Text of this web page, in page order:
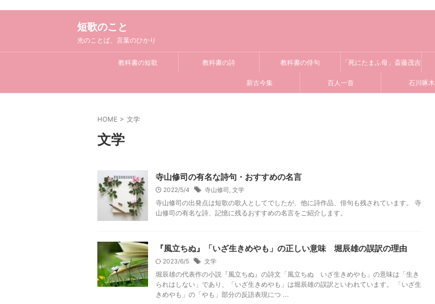
短歌のこと
光のことば、言葉のひかり
教科書の短歌 教科書の詩 教科書の俳句 「死にたまふ母」斎藤茂吉
新古今集 百人一首 石川啄木
HOME > 文学
文学
寺山修司の有名な詩句・おすすめの名言
2022/5/4 寺山修司 , 文学
寺山修司の出発点は短歌の歌人としてでしたが、他に詩作品、俳句も残されています。 寺
山修司の有名な詩、記憶に残るおすすめの名言をご紹介します。
『風立ちぬ』「いざ生きめやも」の正しい意味 堀辰雄の誤訳の理由
2023/6/5 文学
堀辰雄の代表作の小説『風立ちぬ』の詩文「風立ちぬ いざ生きめやも」の意味は「生き
られはしない」であり、「いざ生きめやも」は堀辰雄の誤訳といわれています。 「いざ生
きめやも」の「やも」部分の反語表現につ ...